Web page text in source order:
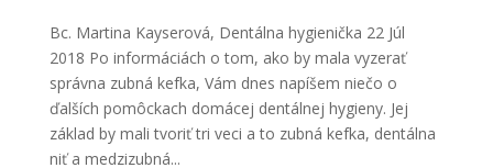
Bc. Martina Kayserová, Dentálna hygienička 22 Júl
2018 Po informáciách o tom, ako by mala vyzerať
správna zubná kefka, Vám dnes napíšem niečo o
ďalších pomôckach domácej dentálnej hygieny. Jej
základ by mali tvoriť tri veci a to zubná kefka, dentálna
niť a medzizubná...